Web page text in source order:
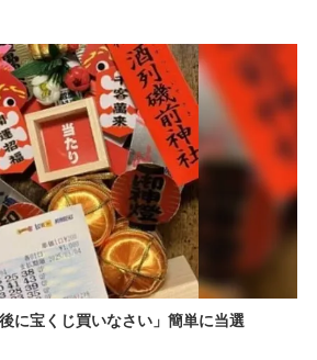
に宝くじ買いなさい」簡単に当選